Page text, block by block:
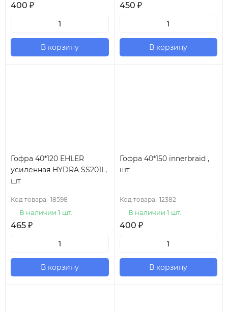
400 ₽
В корзину
450 ₽
В корзину
Гофра 40*120 EHLER
усиленная HYDRA SS201L,
шт
Код товара: 18598
В наличии 1 шт.
465 ₽
В корзину
Гофра 40*150 innerbraid ,
шт
Код товара: 12382
В наличии 1 шт.
400 ₽
В корзину